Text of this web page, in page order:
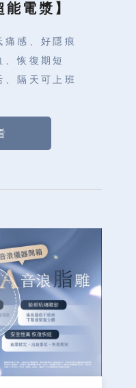
能電漿】
感、好隱痕
恢復期短
隔天可上班